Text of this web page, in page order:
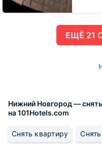
Нижний Новгород —
на 101Hotels.com
Снять квартиру